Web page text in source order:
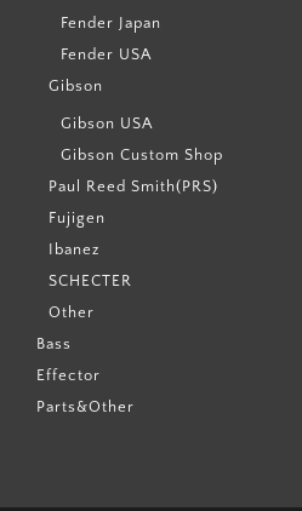
Fender Japan
Fender USA
Gibson
Gibson USA
Gibson Custom Shop
Paul Reed Smith(PRS)
Fujigen
Ibanez
SCHECTER
Other
Bass
Effector
Parts&Other